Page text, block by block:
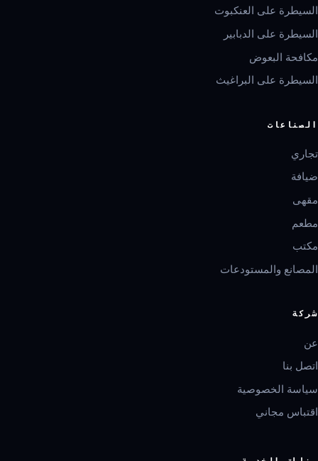
السيطرة على العنكبوت
السيطرة على الدبابير
مكافحة البعوض
السيطرة على البراغيث
الصناعات
تجاري
ضيافة
مقهى
مطعم
مكتب
المصانع والمستودعات
شركة
عن
اتصل بنا
سياسة الخصوصية
اقتباس مجاني